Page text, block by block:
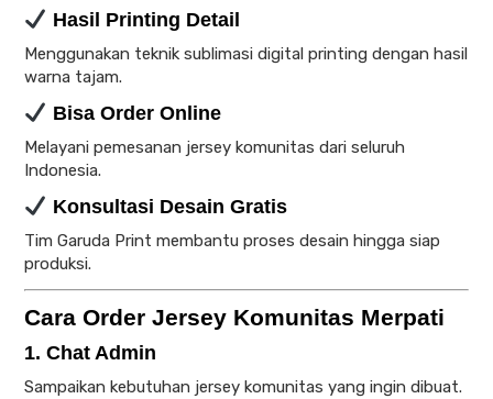
Hasil Printing Detail
Menggunakan teknik sublimasi digital printing dengan hasil
warna tajam.
Bisa Order Online
Melayani pemesanan jersey komunitas dari seluruh
Indonesia.
Konsultasi Desain Gratis
Tim Garuda Print membantu proses desain hingga siap
produksi.
Cara Order Jersey Komunitas Merpati
1. Chat Admin
Sampaikan kebutuhan jersey komunitas yang ingin dibuat.